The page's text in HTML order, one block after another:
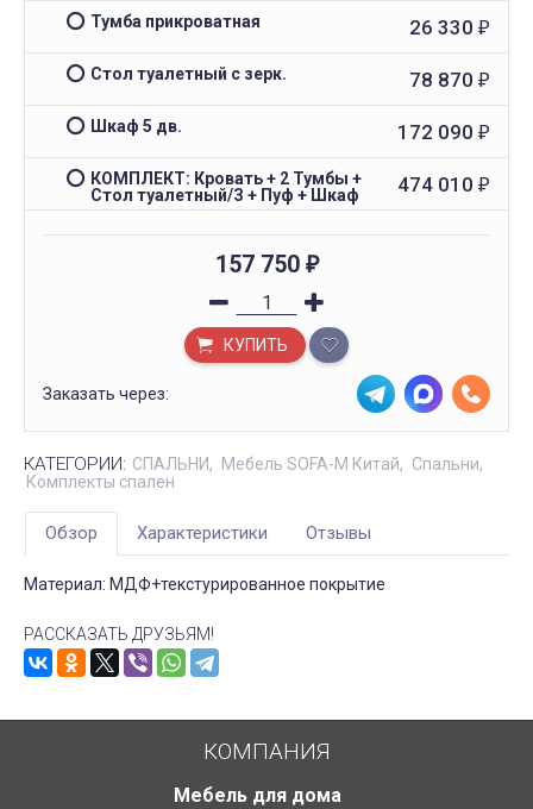
Тумба прикроватная 26 330 ₽
Стол туалетный с зерк. 78 870 ₽
Шкаф 5 дв. 172 090 ₽
КОМПЛЕКТ: Кровать + 2 Тумбы +
Стол туалетный/З + Пуф + Шкаф
474 010 ₽
157 750 ₽
КУПИТЬ
Заказать через:
КАТЕГОРИИ: СПАЛЬНИ Мебель SOFA-M Китай
Спальни
Комплекты спален
Обзор Характеристики Отзывы
Материал: МДФ+текстурированное покрытие
РАССКАЗАТЬ ДРУЗЬЯМ!
КОМПАНИЯ
Мебель для дома